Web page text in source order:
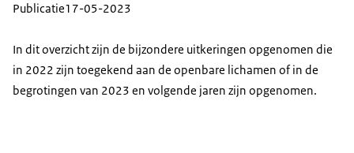
Publicatie17-05-2023
In dit overzicht zijn de bijzondere uitkeringen opgenomen die
in 2022 zijn toegekend aan de openbare lichamen of in de
begrotingen van 2023 en volgende jaren zijn opgenomen.